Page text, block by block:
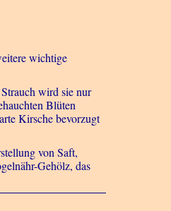
wichtige
wird sie nur
Blüten
Kirsche bevorzugt
von Saft,
Gehölz, das